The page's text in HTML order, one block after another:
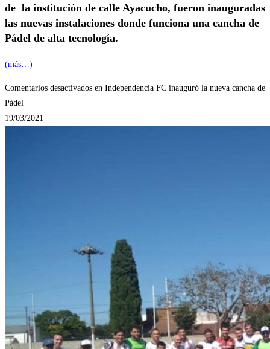
de la institución de calle Ayacucho, fueron inauguradas
las nuevas instalaciones donde funciona una cancha de
Pádel de alta tecnología.
(más…)
Comentarios desactivados en Independencia FC inauguró la nueva cancha de
Pádel
19/03/2021